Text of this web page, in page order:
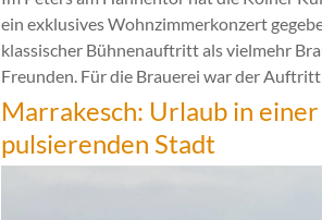
ein exklusives Wohnzimmerkonzert
klassischer Bühnenauftritt als vielmehr
Freunden. Für die Brauerei war der
Marrakesch: Urlaub in einer
pulsierenden Stadt